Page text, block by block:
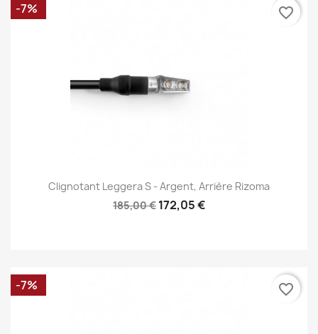
Clignotant Leggera S - Argent, Arrière Rizoma
185,00 € 172,05 €
-7% favorite_border
-7% favorite_border